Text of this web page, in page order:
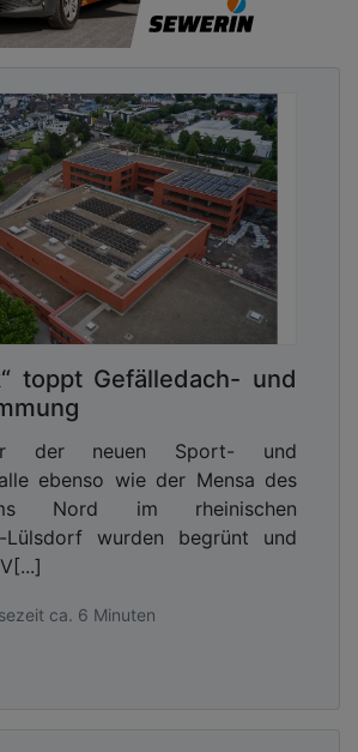
toppt Gefälledach- und
der neuen Sport- und
ebenso wie der Mensa des
Nord im rheinischen
Lülsdorf wurden begrünt und
ca. 6 Minuten